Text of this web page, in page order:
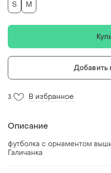
S
M
Добавить
3 В избранное
Описание
футболка с орнаментом
Галичанка